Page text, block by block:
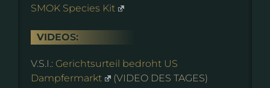
SMOK Species Kit
VIDEOS:
V.S.I.: Gerichtsurteil bedroht US
Dampfermarkt
(VIDEO DES TAGES)